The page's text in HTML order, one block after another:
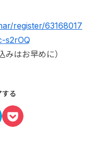
register/63168017
s2rOQ
みはお早めに）
る